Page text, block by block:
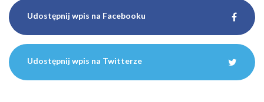
Udostępnij wpis na Facebooku
Udostępnij wpis na Twitterze